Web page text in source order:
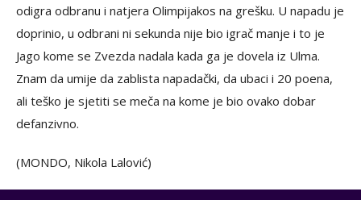
odigra odbranu i natjera Olimpijakos na grеšku. U napadu je
doprinio, u odbrani ni sekunda nije bio igrač manje i to je
Jago kome se Zvezda nadala kada ga je dovela iz Ulma.
Znam da umije da zablista napadački, da ubaci i 20 poena,
ali teško je sjetiti se meča na kome je bio ovako dobar
defanzivno.
(MONDO, Nikola Lalović)